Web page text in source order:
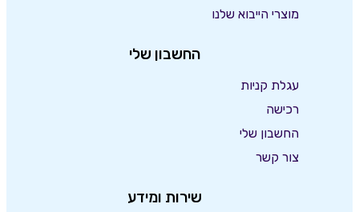
מוצרי הייבוא שלנו
החשבון שלי
עגלת קניות
רכישה
החשבון שלי
צור קשר
שירות ומידע